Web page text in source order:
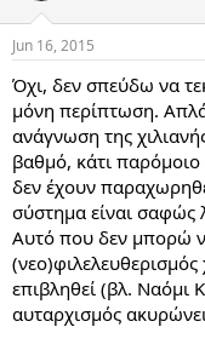
Jun 16, 2015
Όχι, δεν σπεύδω να
μόνη περίπτωση.
ανάγνωση της
βαθμό, κάτι παρόμοιο
δεν έχουν
σύστημα είναι σαφώς
Αυτό που δεν μπορώ
(νεο)φιλελευθερισμός
επιβληθεί (βλ. Ναόμι
αυταρχισμός